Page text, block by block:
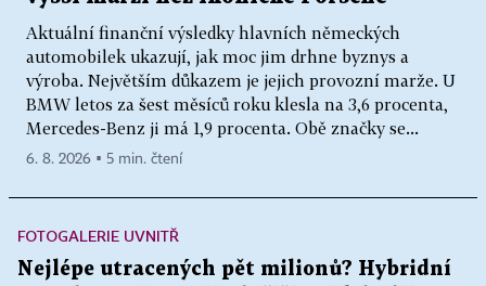
Aktuální finanční výsledky hlavních německých
automobilek ukazují, jak moc jim drhne byznys a
výroba. Největším důkazem je jejich provozní marže. U
BMW letos za šest měsíců roku klesla na 3,6 procenta,
Mercedes-Benz ji má 1,9 procenta. Obě značky se...
6. 8. 2026 ▪ 5 min. čtení
FOTOGALERIE UVNITŘ
Nejlépe utracených pět milionů? Hybridní